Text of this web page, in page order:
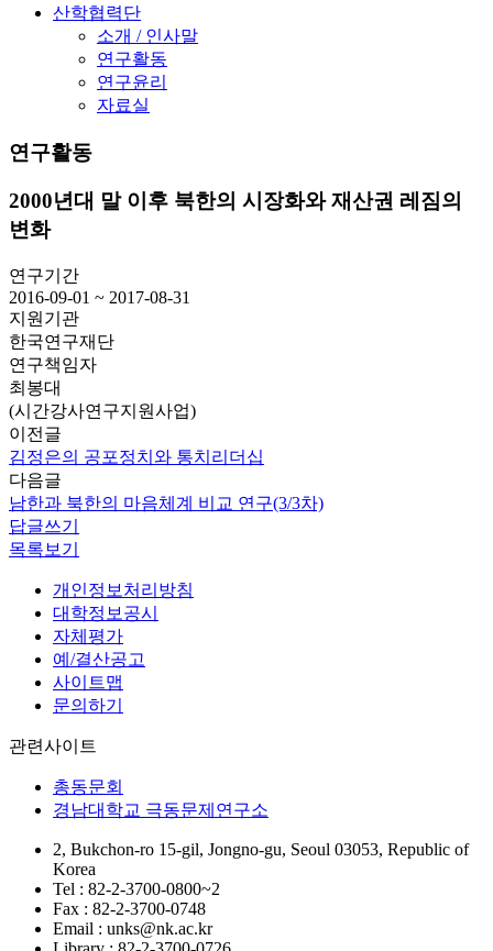
산학협력단
소개 / 인사말
연구활동
연구윤리
자료실
연구활동
2000년대 말 이후 북한의 시장화와 재산권 레짐의
변화
연구기간
2016-09-01 ~ 2017-08-31
지원기관
한국연구재단
연구책임자
최봉대
(시간강사연구지원사업)
이전글
김정은의 공포정치와 통치리더십
다음글
남한과 북한의 마음체계 비교 연구(3/3차)
답글쓰기
목록보기
개인정보처리방침
대학정보공시
자체평가
예/결산공고
사이트맵
문의하기
관련사이트
총동문회
경남대학교 극동문제연구소
2, Bukchon-ro 15-gil, Jongno-gu, Seoul 03053, Republic of
Korea
Tel : 82-2-3700-0800~2
Fax : 82-2-3700-0748
Email : unks@nk.ac.kr